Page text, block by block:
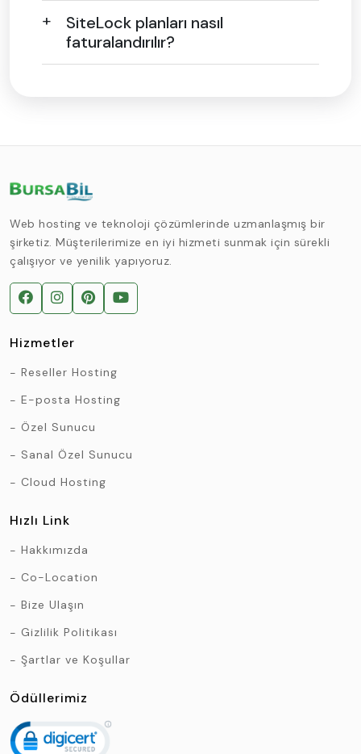
SiteLock planları nasıl
faturalandırılır?
Web hosting ve teknoloji çözümlerinde uzmanlaşmış bir
şirketiz. Müşterilerimize en iyi hizmeti sunmak için sürekli
çalışıyor ve yenilik yapıyoruz.
Hizmetler
Reseller Hosting
E-posta Hosting
Özel Sunucu
Sanal Özel Sunucu
Cloud Hosting
Hızlı Link
Hakkımızda
Co-Location
Bize Ulaşın
Gizlilik Politikası
Şartlar ve Koşullar
Ödüllerimiz